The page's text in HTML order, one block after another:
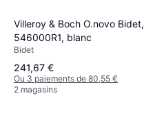
Villeroy & Boch O.novo Bidet,
546000R1, blanc
Bidet
241,67 €
Ou 3 paiements de 80,55 €
2 magasins